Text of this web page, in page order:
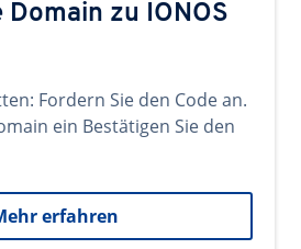
Domain zu IONOS
Fordern Sie den Code an.
ein Bestätigen Sie den
erfahren